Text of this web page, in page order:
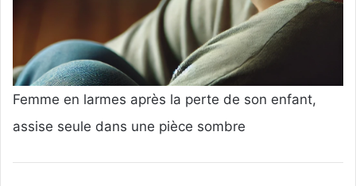
Femme en larmes après la perte de son enfant,
assise seule dans une pièce sombre